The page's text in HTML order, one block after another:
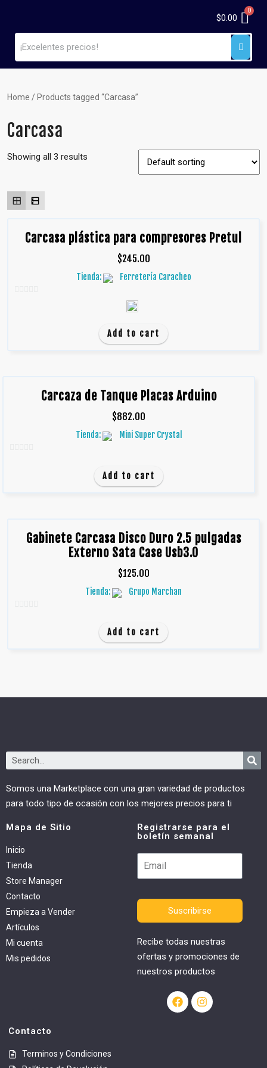
$0.00
Home / Products tagged “Carcasa”
Carcasa
Showing all 3 results
Carcasa plástica para compresores Pretul
$245.00
Tienda: Ferretería Caracheo
Add to cart
Carcaza de Tanque Placas Arduino
$882.00
Tienda: Mini Super Crystal
Add to cart
Gabinete Carcasa Disco Duro 2.5 pulgadas
Externo Sata Case Usb3.0
$125.00
Tienda: Grupo Marchan
Add to cart
Somos una Marketplace con una gran variedad de productos
para todo tipo de ocasión con los mejores precios para ti
Mapa de Sitio
Inicio
Tienda
Store Manager
Contacto
Empieza a Vender
Artículos
Mi cuenta
Mis pedidos
Registrarse para el
boletín semanal
Suscribirse
Recibe todas nuestras
ofertas y promociones de
nuestros productos
Contacto
Terminos y Condiciones